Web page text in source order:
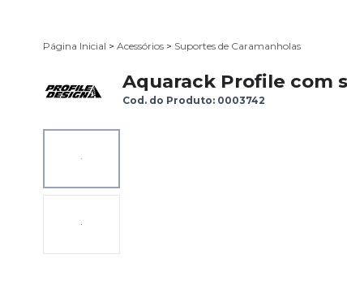
Página Inicial > Acessórios > Suportes de Caramanholas
Aquarack Profile com
Cod. do Produto: 0003742